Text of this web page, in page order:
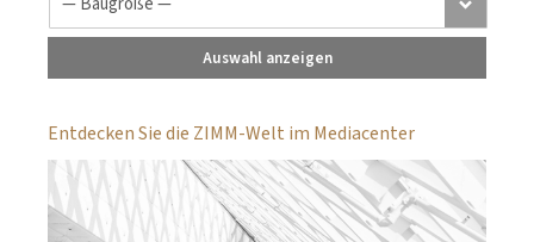
Auswahl anzeigen
Entdecken Sie die ZIMM-Welt im Mediacenter